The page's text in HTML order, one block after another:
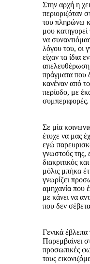
Στην αρχή η
περιοριζόταν
του πληρώνω
μου κατηγορεί
να
λόγου του, οι
είχαν τα ίδια
απελευθέρωση
πράγματα που
κανέναν από
περίοδο, με
συμπεριφορές.
Σε μία
έτυχε να μας
εγώ
γνωστούς της,
διακριτικός
μόλις μπήκα
γνωρίζει
αμηχανία που
με κάνει να
που δεν
Γενικά έβλεπα
Παρεμβαίνει
προσωπικές
τους